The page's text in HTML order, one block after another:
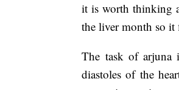
it is worth thinking
the liver month so it
The task of arjuna
diastoles of the